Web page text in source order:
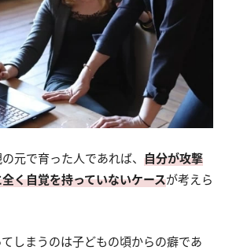
元で育った人であれば、 自分が攻撃
く自覚を持っていないケースが考えら
しまうのは子どもの頃からの癖であ